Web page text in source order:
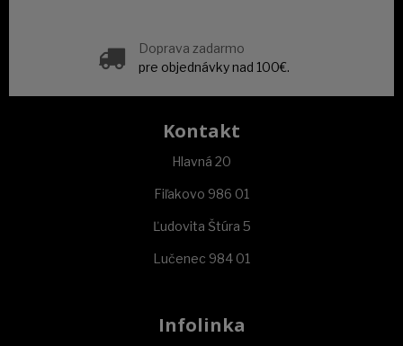
Doprava zadarmo
pre objednávky nad 100€.
Kontakt
Hlavná 20
Fiľakovo 986 01
Ľudovita Štúra 5
Lučenec 984 01
Infolinka